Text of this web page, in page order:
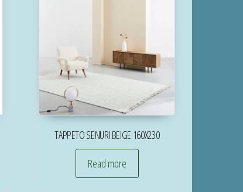
TAPPETO SENURI BEIGE 160X230
Read more